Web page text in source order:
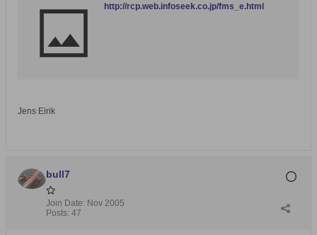
http://rcp.web.infoseek.co.jp/fms_e.html
Jens Eirik
bull7
Join Date: Nov 2005
Posts: 47